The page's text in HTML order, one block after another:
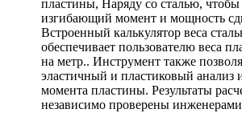
пластины, Наряду со сталью, чтобы
изгибающий момент и мощность
Встроенный калькулятор веса
обеспечивает пользователю веса
на метр.. Инструмент также
эластичный и пластиковый анализ
момента пластины.Результаты
независимо проверены